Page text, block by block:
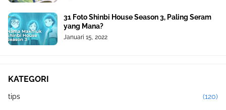
31 Foto Shinbi House Season 3, Paling Seram
yang Mana?
Januari 15, 2022
KATEGORI
tips (120)